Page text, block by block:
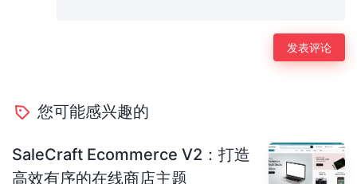
您可能感兴趣的
SaleCraft Ecommerce V2：打造
高效有序的在线商店主题